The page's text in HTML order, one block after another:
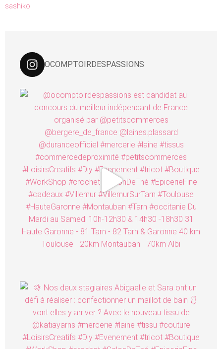
sashiko
OCOMPTOIRDESPASSIONS